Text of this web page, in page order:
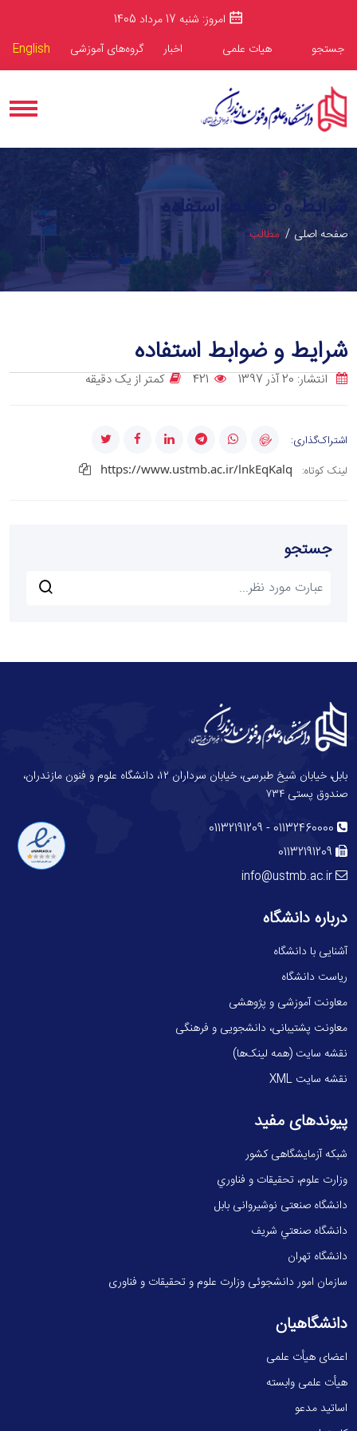
امروز: شنبه 17 مرداد 1405
جستجو
هیات علمی اخبار گروه‌های آموزشی English
شرایط و ضوابط استفاده
صفحه اصلی مطالب
شرایط و ضوابط استفاده
انتشار: 20 آذر 1397 421 کمتر از یک دقیقه
اشتراک‌گذاری:
لینک کوتاه:
https://www.ustmb.ac.ir/lnkEqKalq
جستجو
بابل، خیابان شیخ طبرسی، خیابان سرداران ۱۲، دانشگاه علوم و فنون مازندران،
صندوق پستی ۷۳۴
01132460000
-
01132191209
01132191209
info@ustmb.ac.ir
درباره دانشگاه
آشنایی با دانشگاه
ریاست دانشگاه
معاونت آموزشی و پژوهشی
معاونت پشتیبانی، دانشجویی و فرهنگی
نقشه سایت (همه لینک‌ها)
نقشه سایت XML
پیوندهای مفید
شبکه آزمایشگاهی کشور
وزارت علوم، تحقيقات و فناوري
دانشگاه صنعتی نوشیروانی بابل
دانشگاه صنعتي شريف
دانشگاه تهران
سازمان امور دانشجوئی وزارت علوم و تحقیقات و فناوری
دانشگاهیان
اعضای هیأت علمی
هیأت علمی وابسته
اساتید مدعو